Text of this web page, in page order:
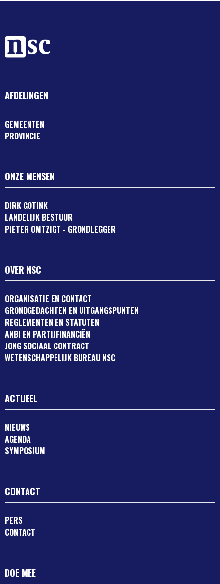
AFDELINGEN
GEMEENTEN
PROVINCIE
ONZE MENSEN
DIRK GOTINK
LANDELIJK BESTUUR
PIETER OMTZIGT - GRONDLEGGER
OVER NSC
ORGANISATIE EN CONTACT
GRONDGEDACHTEN EN UITGANGSPUNTEN
REGLEMENTEN EN STATUTEN
ANBI EN PARTIJFINANCIËN
JONG SOCIAAL CONTRACT
WETENSCHAPPELIJK BUREAU NSC
ACTUEEL
NIEUWS
AGENDA
SYMPOSIUM
CONTACT
PERS
CONTACT
DOE MEE